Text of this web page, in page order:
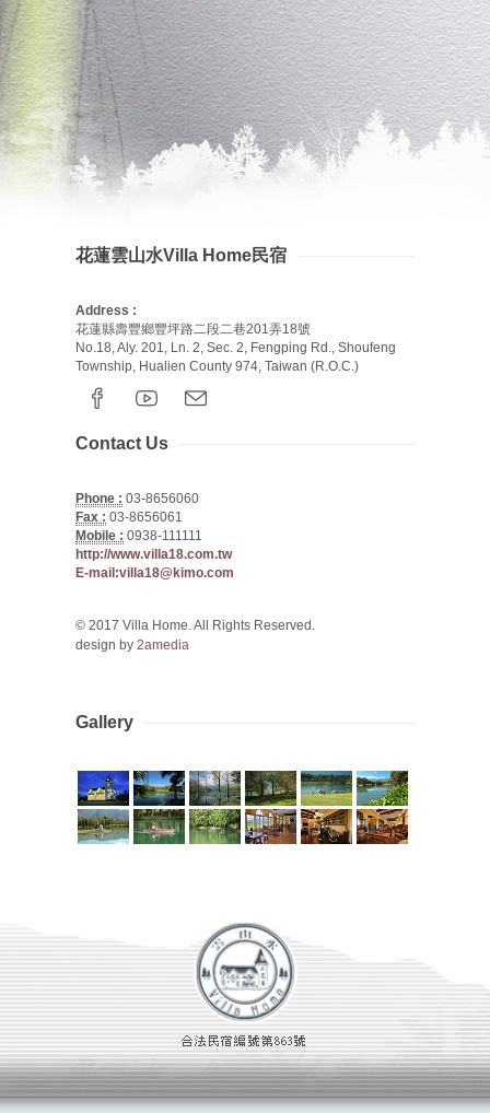
花蓮雲山水Villa Home民宿
Address :
花蓮縣壽豐鄉豐坪路二段二巷201弄18號
No.18, Aly. 201, Ln. 2, Sec. 2, Fengping Rd., Shoufeng
Township, Hualien County 974, Taiwan (R.O.C.)
Contact Us
Phone : 03-8656060
Fax : 03-8656061
Mobile : 0938-111111
http://www.villa18.com.tw
E-mail:villa18@kimo.com
© 2017 Villa Home. All Rights Reserved.
design by 2amedia
Gallery